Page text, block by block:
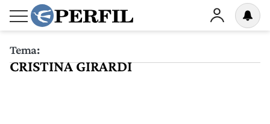
Tema:
CRISTINA GIRARDI